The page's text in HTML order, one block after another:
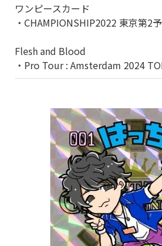
ワンピースカード
・CHAMPIONSHIP2022 東京第2
Flesh and Blood
・Pro Tour : Amsterdam 2024